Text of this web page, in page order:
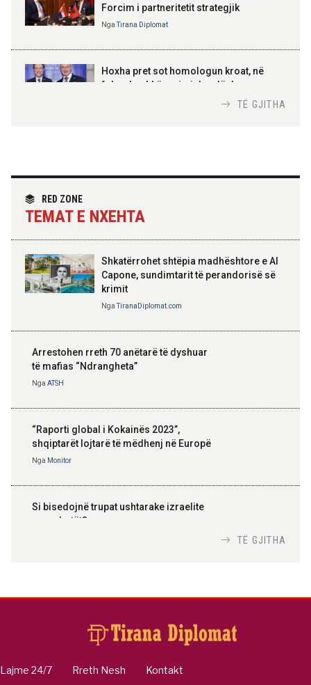
100-vjetori i themelimit të
Urdhrit të Skënderbeut
Forcim i partneritetit strategjik
NgaTirana Diplomat
Hoxha pret sot homologun kroat, në
fokus bashkëpunimi dypalësh
partneritetit strategjik
TË GJITHA
RED ZONE
TEMAT E NXEHTA
Shkatërrohet shtëpia madhështore e Al
Capone, sundimtarit të perandorisë së
krimit
NgaTiranaDiplomat.com
Arrestohen rreth 70 anëtarë të dyshuar
të mafias “Ndrangheta”
Nga ATSH
“Raporti global i Kokainës 2023”,
shqiptarët lojtarë të mëdhenj në Europë
Nga Monitor
Si bisedojnë trupat ushtarake izraelite
me robotët?
inteligjente izraelite
TË GJITHA
Lajme 24/7 Rreth Nesh Kontakt